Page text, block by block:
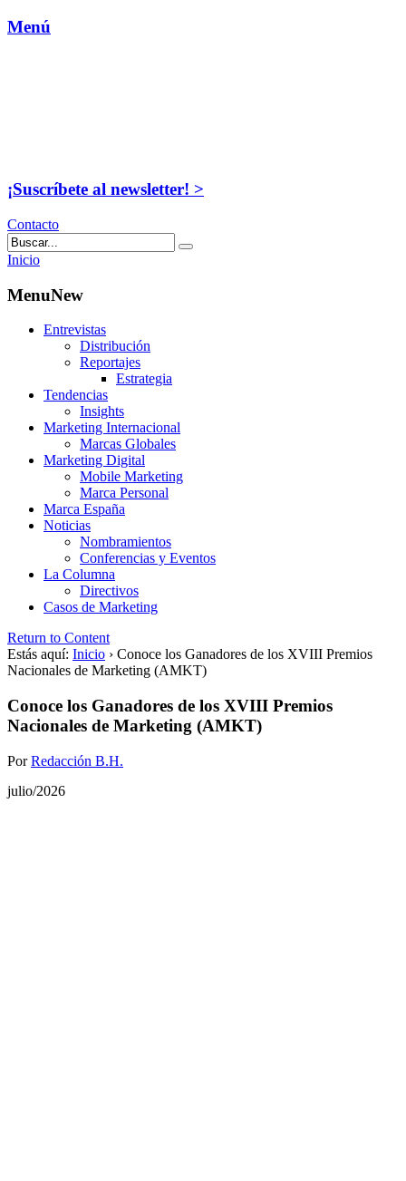
Menú
¡Suscríbete al newsletter! >
Contacto
Inicio
MenuNew
Entrevistas
Distribución
Reportajes
Estrategia
Tendencias
Insights
Marketing Internacional
Marcas Globales
Marketing Digital
Mobile Marketing
Marca Personal
Marca España
Noticias
Nombramientos
Conferencias y Eventos
La Columna
Directivos
Casos de Marketing
Return to Content
Estás aquí: Inicio › Conoce los Ganadores de los XVIII Premios
Nacionales de Marketing (AMKT)
Conoce los Ganadores de los XVIII Premios
Nacionales de Marketing (AMKT)
PorRedacción B.H.
julio/2026